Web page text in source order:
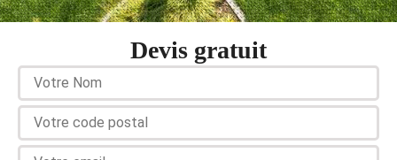
Devis gratuit